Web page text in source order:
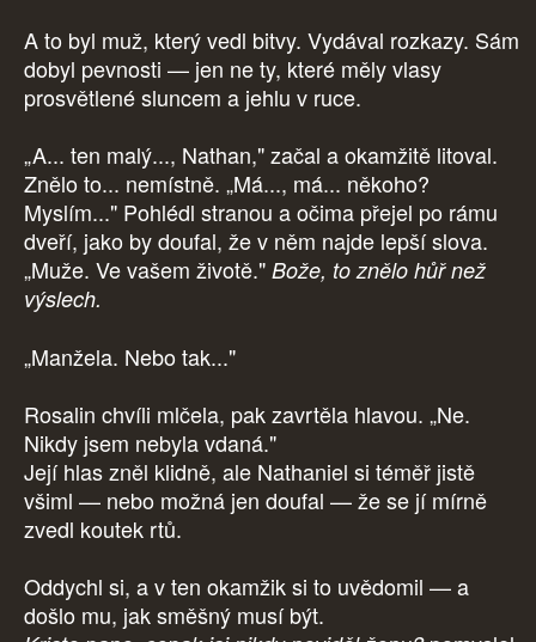
A to byl muž, který vedl bitvy. Vydával rozkazy. Sám
dobyl pevnosti — jen ne ty, které měly vlasy
prosvětlené sluncem a jehlu v ruce.
„A... ten malý..., Nathan," začal a okamžitě litoval.
Znělo to... nemístně. „Má..., má... někoho?
Myslím..." Pohlédl stranou a očima přejel po rámu
dveří, jako by doufal, že v něm najde lepší slova.
„Muže. Ve vašem životě." Bože, to znělo hůř než
výslech.
„Manžela. Nebo tak..."
Rosalin chvíli mlčela, pak zavrtěla hlavou. „Ne.
Nikdy jsem nebyla vdaná."
Její hlas zněl klidně, ale Nathaniel si téměř jistě
všiml — nebo možná jen doufal — že se jí mírně
zvedl koutek rtů.
Oddychl si, a v ten okamžik si to uvědomil — a
došlo mu, jak směšný musí být.